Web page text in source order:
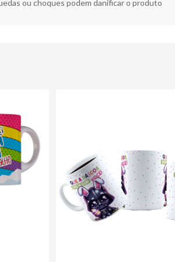
ou choques podem danificar o produto